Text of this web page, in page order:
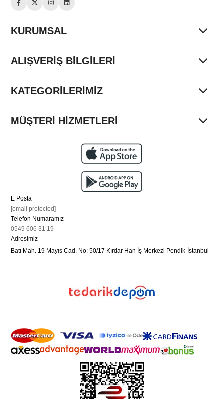
KURUMSAL
ALIŞVERİŞ BİLGİLERİ
KATEGORİLERİMİZ
MÜŞTERİ HİZMETLERİ
E Posta
[email protected]
Telefon Numaramız
0549 606 31 19
Adresimiz
Batı Mah. 19 Mayıs Cad. No: 50/17 Kırdar Han İş Merkezi Pendik-İstanbul